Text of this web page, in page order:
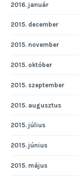
2016. január
2015. december
2015. november
2015. október
2015. szeptember
2015. augusztus
2015. július
2015. június
2015. május